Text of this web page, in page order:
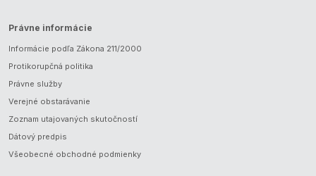
Právne informácie
Informácie podľa Zákona 211/2000
Protikorupčná politika
Právne služby
Verejné obstarávanie
Zoznam utajovaných skutočností
Dátový predpis
Všeobecné obchodné podmienky